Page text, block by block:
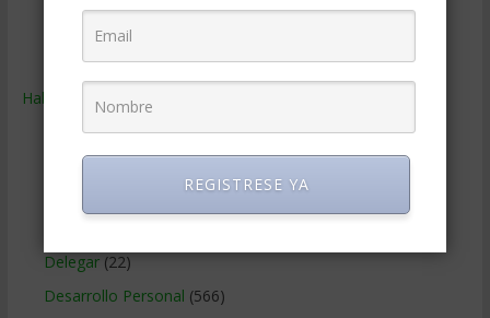
Tecnologia de Informacion
Ventas(242)
Habilidades (2.843)
Administracion del tiempo
Coaching(101)
Comunicacion en los negocios(180)
Delegar(22)
Desarrollo Personal (566)
REGISTRESE YA